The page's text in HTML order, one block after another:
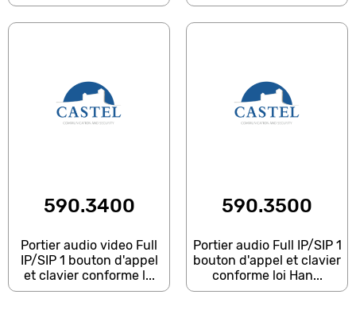
590.3400
Portier audio video Full
IP/SIP 1 bouton d'appel
et clavier conforme l...
590.3500
Portier audio Full IP/SIP 1
bouton d'appel et clavier
conforme loi Han...